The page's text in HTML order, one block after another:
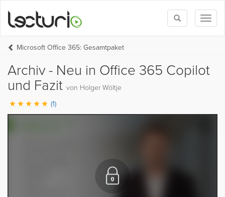
Toggle
search
Microsoft Office 365: Gesamtpaket
Archiv - Neu in Office 365 Copilot
und Fazit von Holger Wöltje
(1)